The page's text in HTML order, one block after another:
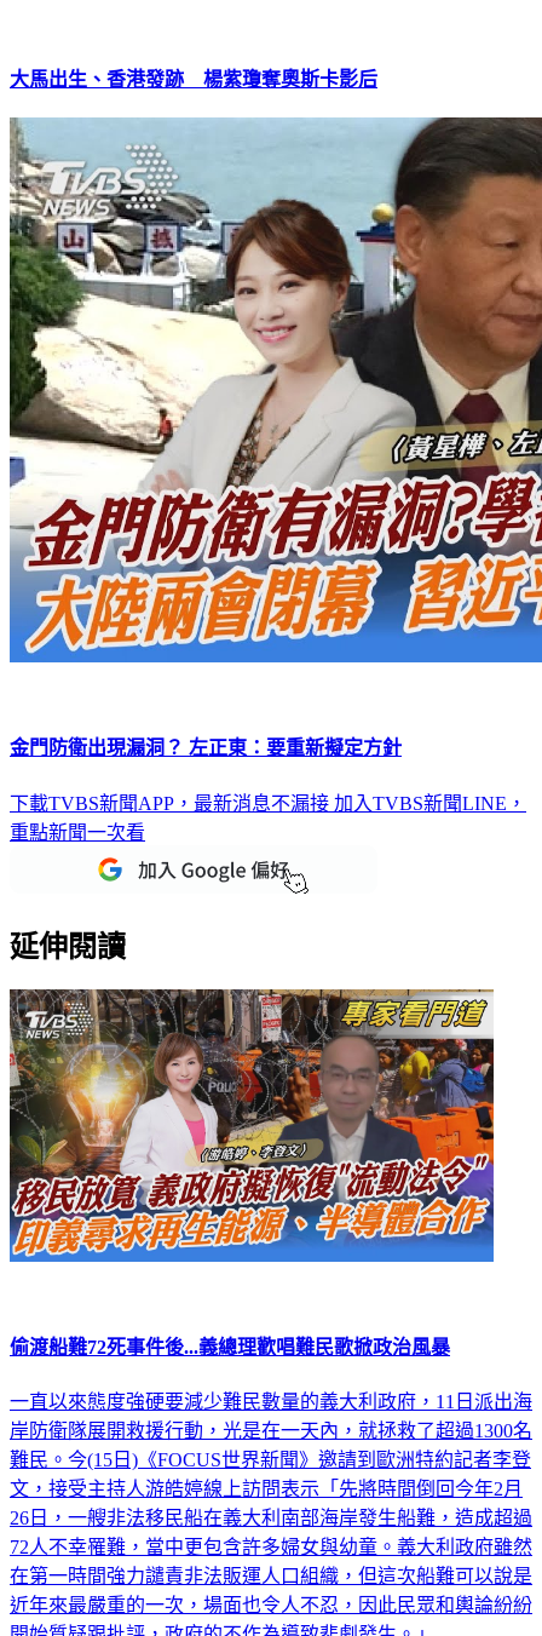
大馬出生、香港發跡 楊紫瓊奪奧斯卡影后
金門防衛出現漏洞？ 左正東：要重新擬定方針
下載TVBS新聞APP，最新消息不漏接 加入TVBS新聞LINE，
重點新聞一次看
延伸閱讀
偷渡船難72死事件後...義總理歡唱難民歌掀政治風暴
一直以來態度強硬要減少難民數量的義大利政府，11日派出海
岸防衛隊展開救援行動，光是在一天內，就拯救了超過1300名
難民。今(15日)《FOCUS世界新聞》邀請到歐洲特約記者李登
文，接受主持人游皓婷線上訪問表示「先將時間倒回今年2月
26日，一艘非法移民船在義大利南部海岸發生船難，造成超過
72人不幸罹難，當中更包含許多婦女與幼童。義大利政府雖然
在第一時間強力譴責非法販運人口組織，但這次船難可以說是
近年來最嚴重的一次，場面也令人不忍，因此民眾和輿論紛紛